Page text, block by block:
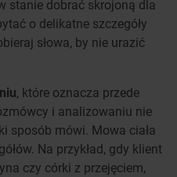
stanie dobrać skrojoną dla
o delikatne szczegóły
słowa, by nie urazić
, które oznacza przede
i analizowaniu nie
sposób mówi. Mowa ciała
Na przykład, gdy klient
czy córki z przejęciem,